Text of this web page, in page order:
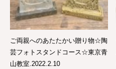
ご両親へのあたたかい贈り物☆陶
芸フォトスタンドコース☆東京青
山教室.2022.2.10